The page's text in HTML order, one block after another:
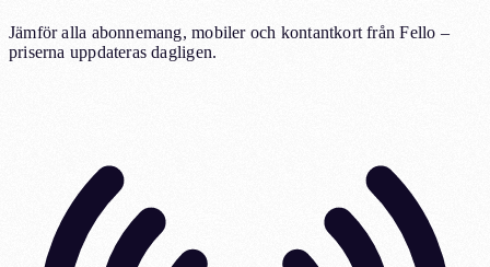
Jämför alla abonnemang, mobiler och kontantkort från Fello –
priserna uppdateras dagligen.